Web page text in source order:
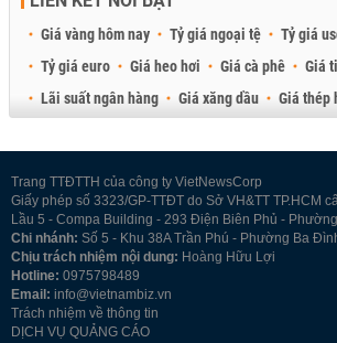
Giá vàng hôm nay Tỷ giá ngoại tệ Tỷ giá
Tỷ giá euro
Giá heo hơi Giá cà phê
Giá
Lãi suất ngân hàng
Giá xăng dầu
Giá thép
Trang TTĐTTH của công ty VietNewsCorp
Giấy phép số 3323/GP-TTĐT do Sở VH&TT TP.HCM
Lầu 5 - Compa Building - 293 Điện Biên Phủ -
Chi nhánh: Số 5 - Khu 38A Trần Phú - Phường Ba
Chịu trách nhiệm nội dung: Hoàng Hữu Lợi
Hotline: 0975798489
Email: info@vietnambiz.vn
Trách nhiệm về thông tin
DỊCH VỤ QUẢNG CÁO